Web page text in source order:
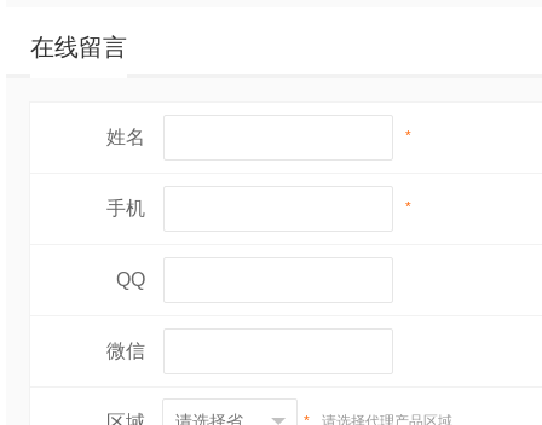
在线留言
姓名 *
手机 *
QQ
微信
* 请选择代理产品区域